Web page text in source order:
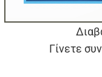
Γίνετε